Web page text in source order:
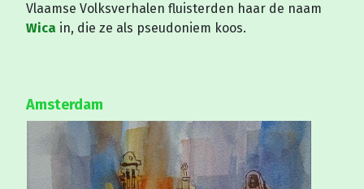
Vlaamse Volksverhalen fluisterden haar de naam
Wica in, die ze als pseudoniem koos.
Amsterdam